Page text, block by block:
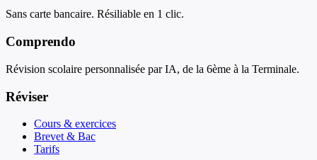
Sans carte bancaire. Résiliable en 1 clic.
Comprendo
Révision scolaire personnalisée par IA, de la 6ème à la Terminale.
Réviser
Cours & exercices
Brevet & Bac
Tarifs